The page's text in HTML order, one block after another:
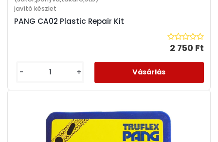
PANG CA02 Plastic Repair Kit
javító készlet
2 750 Ft
- +